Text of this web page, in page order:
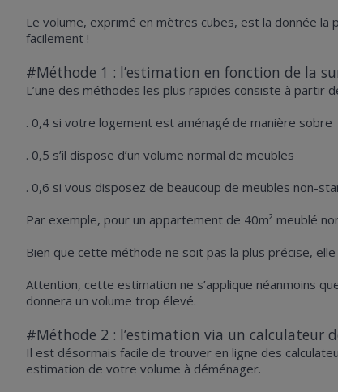
Le volume, exprimé en mètres cubes, est la donnée
facilement !
#Méthode 1 : l’estimation en fonction de la
L’une des méthodes les plus rapides consiste à partir
. 0,4 si votre logement est aménagé de manière sobre
. 0,5 s’il dispose d’un volume normal de meubles
. 0,6 si vous disposez de beaucoup de meubles non-
Par exemple, pour un appartement de 40m² meublé
Bien que cette méthode ne soit pas la plus précise,
Attention, cette estimation ne s’applique néanmoins
donnera un volume trop élevé.
#Méthode 2 : l’estimation via un calculateur
Il est désormais facile de trouver en ligne des
estimation de votre volume à déménager.